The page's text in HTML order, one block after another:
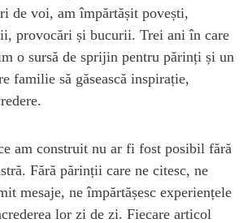
de voi, am împărtășit povești,
provocări și bucurii. Trei ani în care
o sursă de sprijin pentru părinți și un
familie să găsească inspirație,
am construit nu ar fi fost posibil fără
Fără părinții care ne citesc, ne
mesaje, ne împărtășesc experiențele
lor zi de zi. Fiecare articol